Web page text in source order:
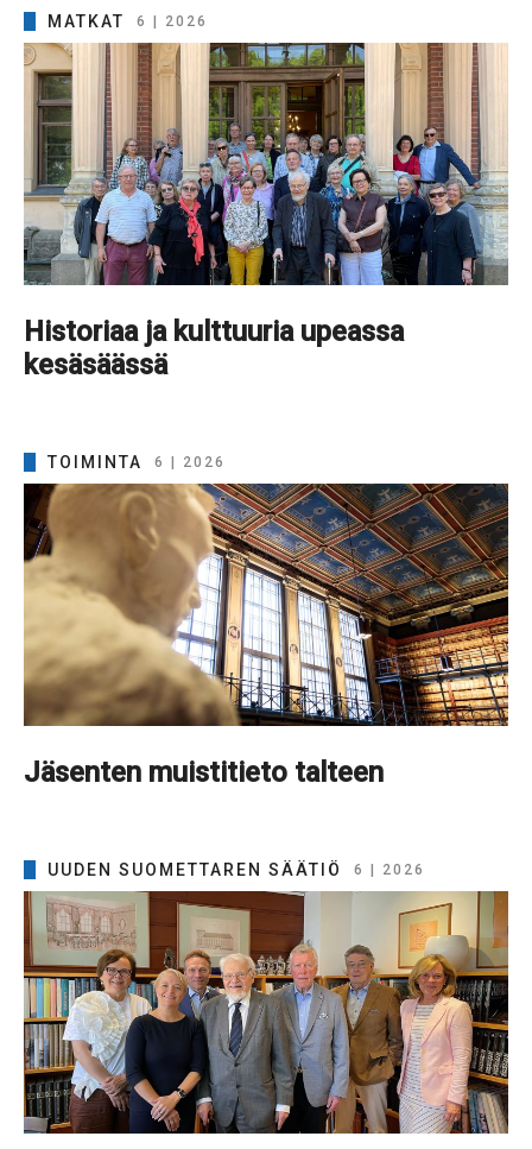
MATKAT 6 | 2026
Historiaa ja kulttuuria upeassa
kesäsäässä
TOIMINTA 6 | 2026
Jäsenten muistitieto talteen
UUDEN SUOMETTAREN SÄÄTIÖ 6 | 2026